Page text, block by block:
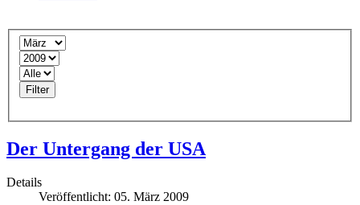
Filter
Der Untergang der USA
Details
Veröffentlicht: 05. März 2009